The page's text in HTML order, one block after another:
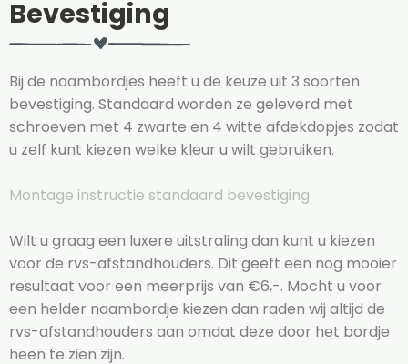
Bevestiging
Bij de naambordjes heeft u de keuze uit 3 soorten
bevestiging. Standaard worden ze geleverd met
schroeven met 4 zwarte en 4 witte afdekdopjes zodat
u zelf kunt kiezen welke kleur u wilt gebruiken.
Montage instructie standaard bevestiging
Wilt u graag een luxere uitstraling dan kunt u kiezen
voor de rvs-afstandhouders. Dit geeft een nog mooier
resultaat voor een meerprijs van €6,-. Mocht u voor
een helder naambordje kiezen dan raden wij altijd de
rvs-afstandhouders aan omdat deze door het bordje
heen te zien zijn.